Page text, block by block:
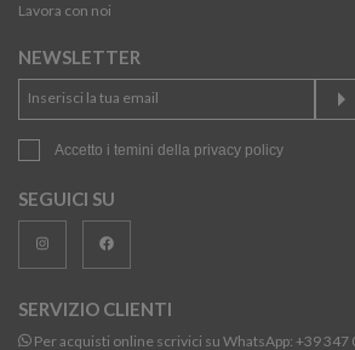
Lavora con noi
NEWSLETTER
Accetto i temini della privacy policy
SEGUICI SU
SERVIZIO CLIENTI
Per acquisti online scrivici su WhatsApp: +39 347